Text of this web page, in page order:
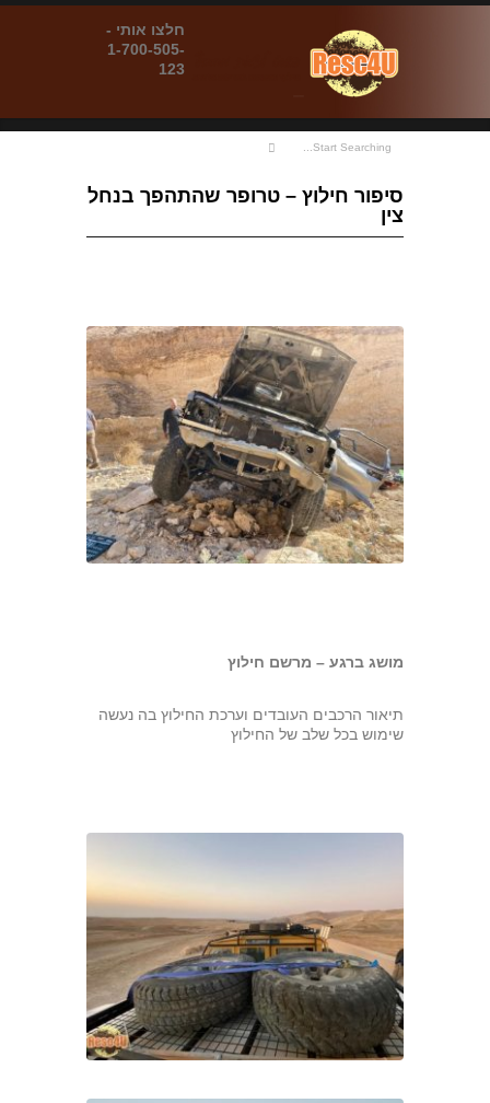
חלצו אותי -
1-700-505-
123
סיפור חילוץ – טרופר שהתהפך בנחל
צין
מושג ברגע – מרשם חילוץ
תיאור הרכבים העובדים וערכת החילוץ בה נעשה
שימוש בכל שלב של החילוץ